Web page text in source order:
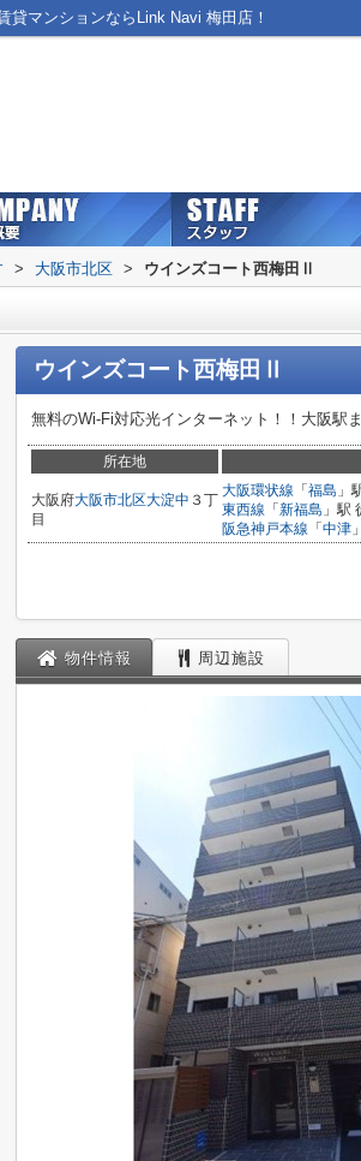
マンションならLink Navi 梅田店！
> 大阪市北区 > ウインズコート西梅田Ⅱ
ウインズコート西梅田Ⅱ
無料のWi-Fi対応光インターネット！！大阪駅
所在地
大阪府大阪市北区大淀中 ３丁
目
大阪環状線 「 福島 」
東西線 「 新福島 」駅
阪急神戸本線 「 中津
物件情報 周辺施設